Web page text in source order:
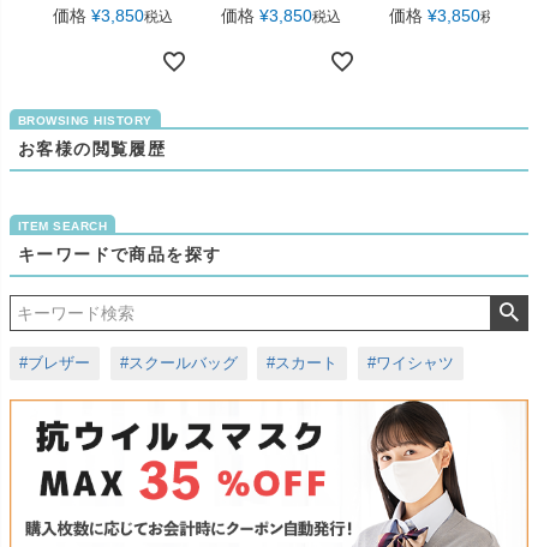
価格 ¥3,850税込
価格 ¥3,850税込
価格 ¥3,850税込
お客様の閲覧履歴
キーワードで商品を探す
#ブレザー #スクールバッグ #スカート #ワイシャツ